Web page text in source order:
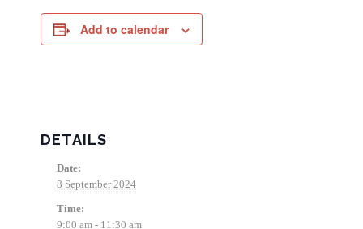
Add to calendar
DETAILS
Date:
8 September 2024
Time:
9:00 am - 11:30 am